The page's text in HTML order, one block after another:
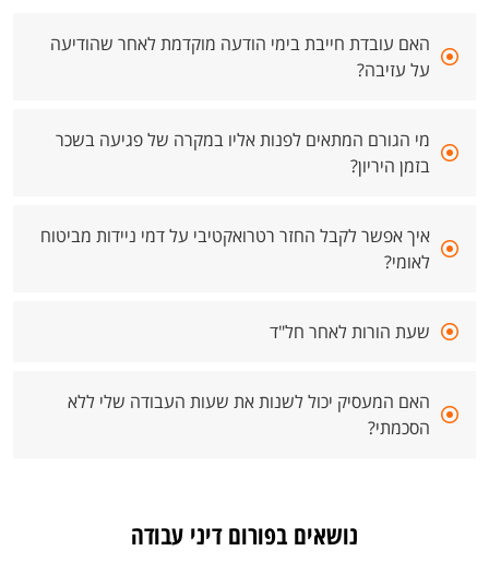
האם עובדת חייבת בימי הודעה מוקדמת לאחר שהודיעה
על עזיבה?
מי הגורם המתאים לפנות אליו במקרה של פגיעה בשכר
בזמן היריון?
איך אפשר לקבל החזר רטרואקטיבי על דמי ניידות מביטוח
לאומי?
שעת הורות לאחר חל"ד
האם המעסיק יכול לשנות את שעות העבודה שלי ללא
הסכמתי?
נושאים בפורום דיני עבודה